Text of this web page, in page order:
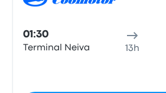
01:30
Terminal Neiva 13h